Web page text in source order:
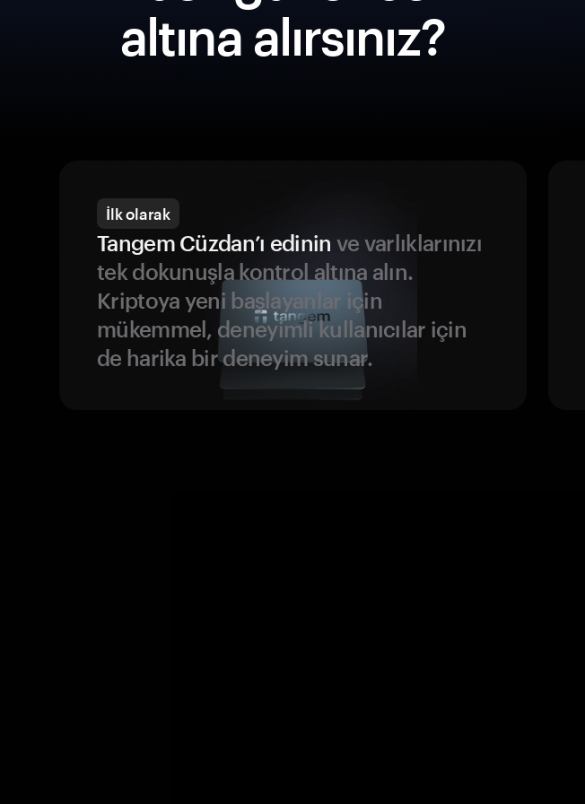
altına alırsınız?
İlk olarak
Tangem Cüzdan’ı edinin ve varlıklarınızı
tek dokunuşla kontrol altına alın.
Kriptoya yeni başlayanlar için
mükemmel, deneyimli kullanıcılar için
de harika bir deneyim sunar.